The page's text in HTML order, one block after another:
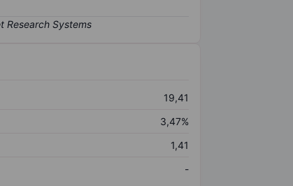
19,41
3,47%
1,41
-